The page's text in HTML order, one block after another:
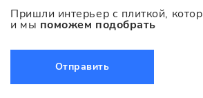
Пришли интерьер с плиткой,
и мы поможем подобрать
Отправить